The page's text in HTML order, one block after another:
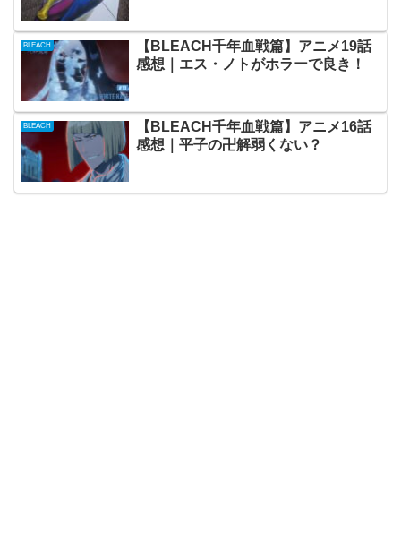
BLEACH
【BLEACH千年血戦篇】アニメ19話
感想｜エス・ノトがホラーで良き！
BLEACH
【BLEACH千年血戦篇】アニメ16話
感想｜平子の卍解弱くない？